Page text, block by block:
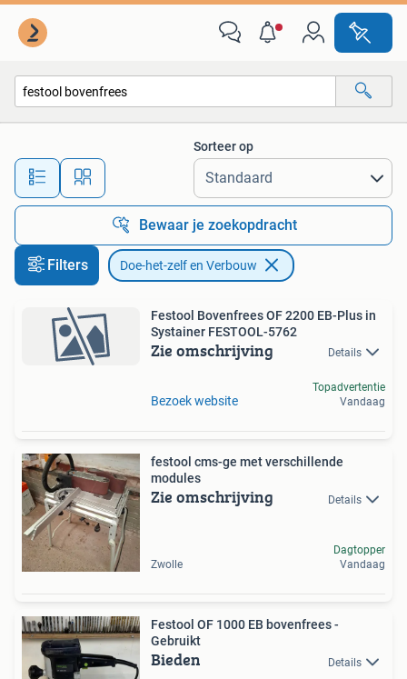
Alle afstanden…
Sorteer op
Bewaar je zoekopdracht
Filters Doe-het-zelf en Verbouw
Festool Bovenfrees OF 2200 EB-Plus in
Systainer FESTOOL-5762
Zie omschrijving Details
Bezoek website
Topadvertentie
Vandaag
festool cms-ge met verschillende
modules
Zie omschrijving Details
Zwolle
Dagtopper
Vandaag
Festool OF 1000 EB bovenfrees -
Gebruikt
Bieden Details